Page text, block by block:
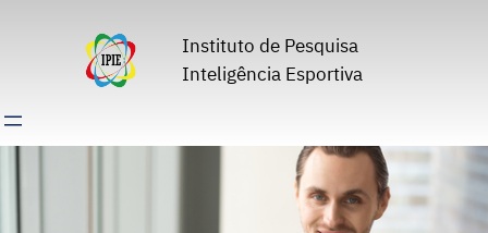
Instituto de Pesquisa
Inteligência Esportiva